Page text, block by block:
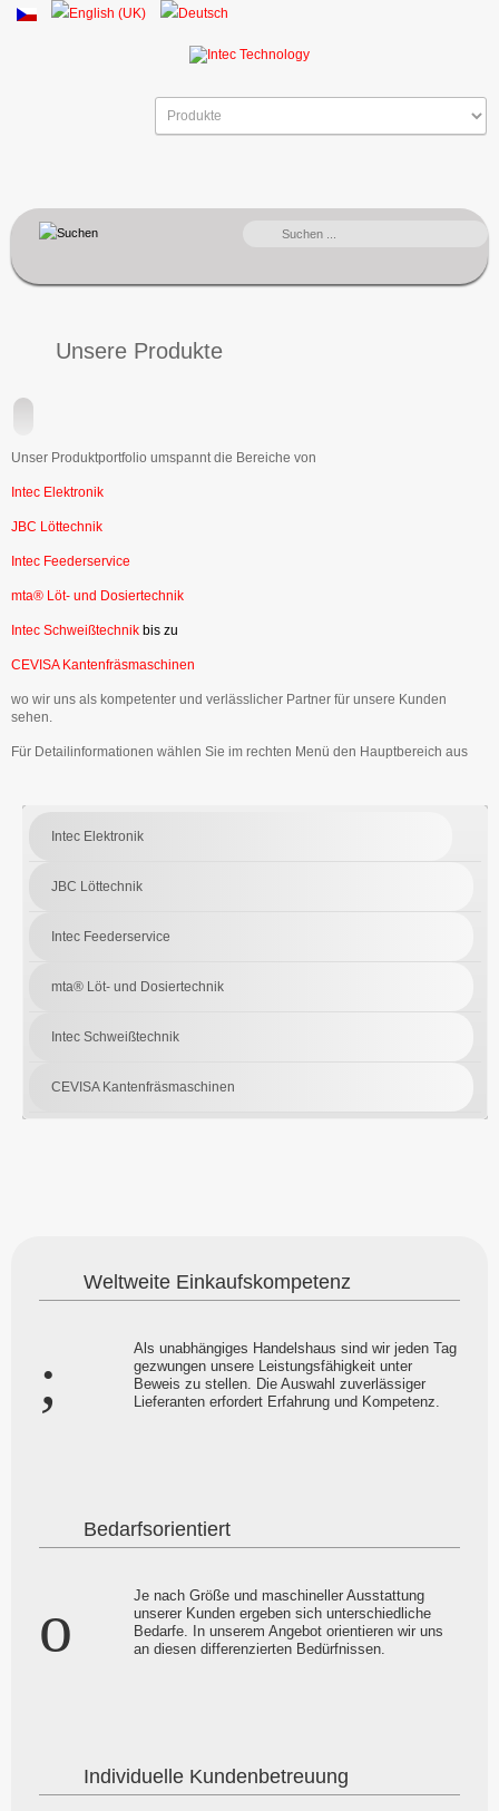
SUCHEN
Unsere Produkte
Unser Produktportfolio umspannt die Bereiche von
Intec Elektronik
JBC Löttechnik
Intec Feederservice
mta® Löt- und Dosiertechnik
Intec Schweißtechnik bis zu
CEVISA Kantenfräsmaschinen
wo wir uns als kompetenter und verlässlicher Partner für unsere Kunden
sehen.
Für Detailinformationen wählen Sie im rechten Menü den Hauptbereich aus
Intec Elektronik
JBC Löttechnik
Intec Feederservice
mta® Löt- und Dosiertechnik
Intec Schweißtechnik
CEVISA Kantenfräsmaschinen
Weltweite Einkaufskompetenz
Als unabhängiges Handelshaus sind wir jeden Tag
gezwungen unsere Leistungsfähigkeit unter
Beweis zu stellen. Die Auswahl zuverlässiger
Lieferanten erfordert Erfahrung und Kompetenz.
Bedarfsorientiert
Je nach Größe und maschineller Ausstattung
unserer Kunden ergeben sich unterschiedliche
Bedarfe. In unserem Angebot orientieren wir uns
an diesen differenzierten Bedürfnissen.
Individuelle Kundenbetreuung